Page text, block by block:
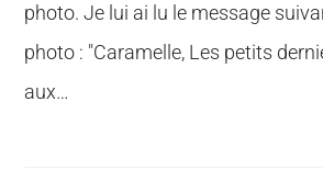
photo. Je lui ai lu le message
photo : "Caramelle, Les petits
aux…